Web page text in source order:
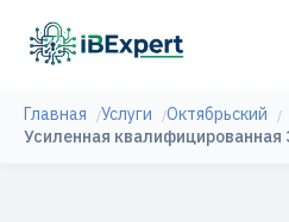
Главная Услуги
Октябрьский
Усиленная квалифицированная